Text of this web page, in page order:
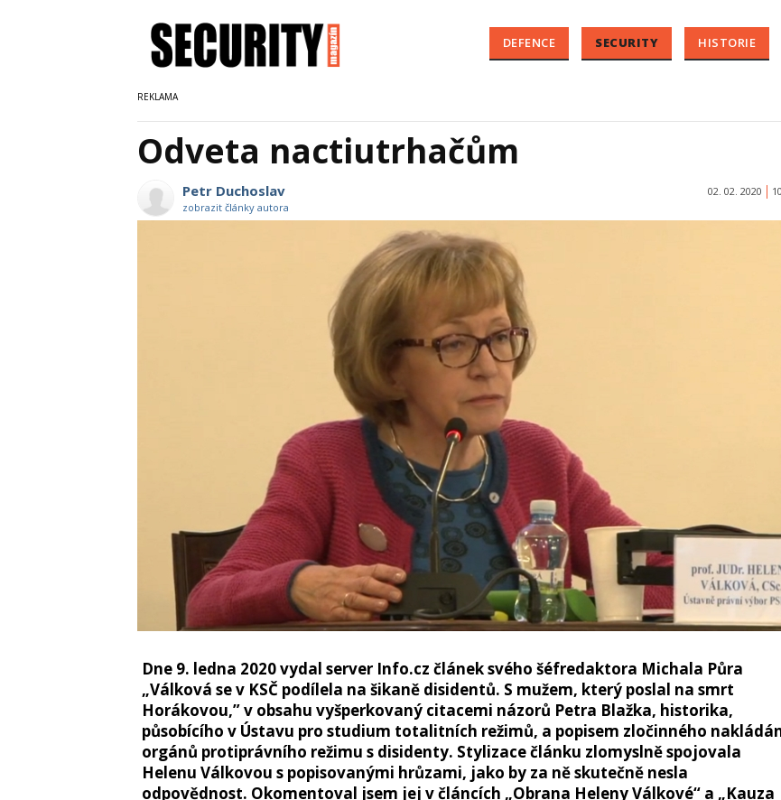
DEFENCE SECURITY HISTORIE
Odveta nactiutrhačům
Petr Duchoslav
zobrazit články autora
02. 02. 2020
Dne 9. ledna 2020 vydal server Info.cz článek svého šéfredaktora Michala Půra
„Válková se v KSČ podílela na šikaně disidentů. S mužem, který poslal na smrt
Horákovou,” v obsahu vyšperkovaný citacemi názorů Petra Blažka, historika,
působícího v Ústavu pro studium totalitních režimů, a popisem zločinného
orgánů protiprávního režimu s disidenty. Stylizace článku zlomyslně spojovala
Helenu Válkovou s popisovanými hrůzami, jako by za ně skutečně nesla
odpovědnost. Okomentoval jsem jej v článcích „Obrana Heleny Válkové“ a „Kauza